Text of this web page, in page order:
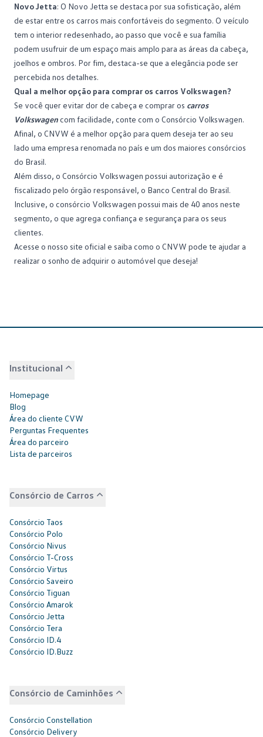
Novo Jetta: O Novo Jetta se destaca por sua sofisticação, além
de estar entre os carros mais confortáveis do segmento. O veículo
tem o interior redesenhado, ao passo que você e sua família
podem usufruir de um espaço mais amplo para as áreas da cabeça,
joelhos e ombros. Por fim, destaca-se que a elegância pode ser
percebida nos detalhes.
Qual a melhor opção para comprar os carros Volkswagen?
Se você quer evitar dor de cabeça e comprar os carros
Volkswagencom facilidade, conte com o Consórcio Volkswagen.
Afinal, o CNVW é a melhor opção para quem deseja ter ao seu
lado uma empresa renomada no país e um dos maiores consórcios
do Brasil.
Além disso, o Consórcio Volkswagen possui autorização e é
fiscalizado pelo órgão responsável, o Banco Central do Brasil.
Inclusive, o consórcio Volkswagen possui mais de 40 anos neste
segmento, o que agrega confiança e segurança para os seus
clientes.
Acesse o nosso site oficial e saiba como o CNVW pode te ajudar a
realizar o sonho de adquirir o automóvel que deseja!
Institucional
Homepage
Blog
Área do cliente CVW
Perguntas Frequentes
Área do parceiro
Lista de parceiros
Consórcio de Carros
Consórcio Taos
Consórcio Polo
Consórcio Nivus
Consórcio T-Cross
Consórcio Virtus
Consórcio Saveiro
Consórcio Tiguan
Consórcio Amarok
Consórcio Jetta
Consórcio Tera
Consórcio ID.4
Consórcio ID.Buzz
Consórcio de Caminhões
Consórcio Constellation
Consórcio Delivery